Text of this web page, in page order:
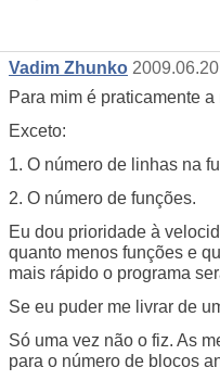
Vadim Zhunko
Para mim é praticamente a
Exceto:
1. O número de linhas na
2. O número de funções.
Eu dou prioridade à
quanto menos funções e
mais rápido o programa
Se eu puder me livrar de
Só uma vez não o fiz. As
para o número de blocos